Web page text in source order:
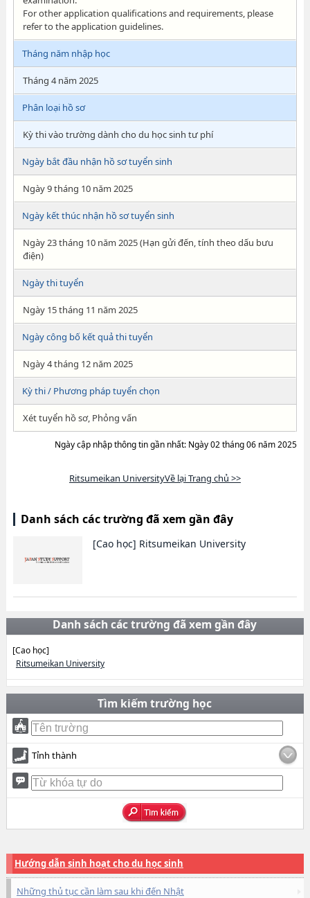
For other application qualifications and requirements, please
refer to the application guidelines.
Tháng năm nhập học
Tháng 4 năm 2025
Phân loại hồ sơ
Kỳ thi vào trường dành cho du học sinh tư phí
Ngày bắt đầu nhận hồ sơ tuyển sinh
Ngày 9 tháng 10 năm 2025
Ngày kết thúc nhận hồ sơ tuyển sinh
Ngày 23 tháng 10 năm 2025 (Hạn gửi đến, tính theo dấu bưu
điện)
Ngày thi tuyển
Ngày 15 tháng 11 năm 2025
Ngày công bố kết quả thi tuyển
Ngày 4 tháng 12 năm 2025
Kỳ thi / Phương pháp tuyển chọn
Xét tuyển hồ sơ, Phỏng vấn
Ngày cập nhập thông tin gần nhất: Ngày 02 tháng 06 năm 2025
Ritsumeikan UniversityVề lại Trang chủ >>
Danh sách các trường đã xem gần đây
[Cao học] Ritsumeikan University
Danh sách các trường đã xem gần đây
[Cao học]
Ritsumeikan University
Tìm kiếm trường học
Tỉnh thành
Hướng dẫn sinh hoạt cho du học sinh
Những thủ tục cần làm sau khi đến Nhật